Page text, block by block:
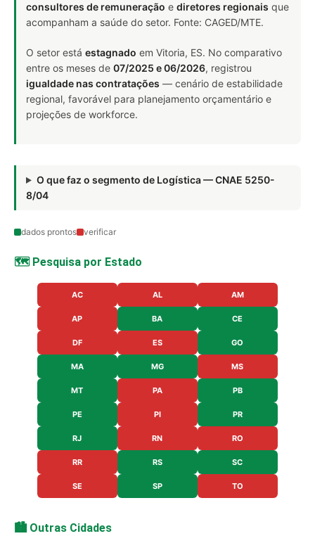
consultores de remuneração e diretores regionais que
acompanham a saúde do setor. Fonte: CAGED/MTE.
O setor está estagnado em Vitoria, ES. No comparativo
entre os meses de 07/2025 e 06/2026, registrou
igualdade nas contratações — cenário de estabilidade
regional, favorável para planejamento orçamentário e
projeções de workforce.
O que faz o segmento de Logística — CNAE 5250-
8/04
dados prontos verificar
🗺️ Pesquisa por Estado
AC AL AM
AP BA CE
DF ES GO
MA MG MS
MT PA PB
PE PI PR
RJ RN RO
RR RS SC
SE SP TO
🏙️ Outras Cidades